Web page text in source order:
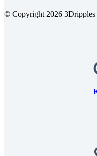
© Copyright 2026 3Dripples